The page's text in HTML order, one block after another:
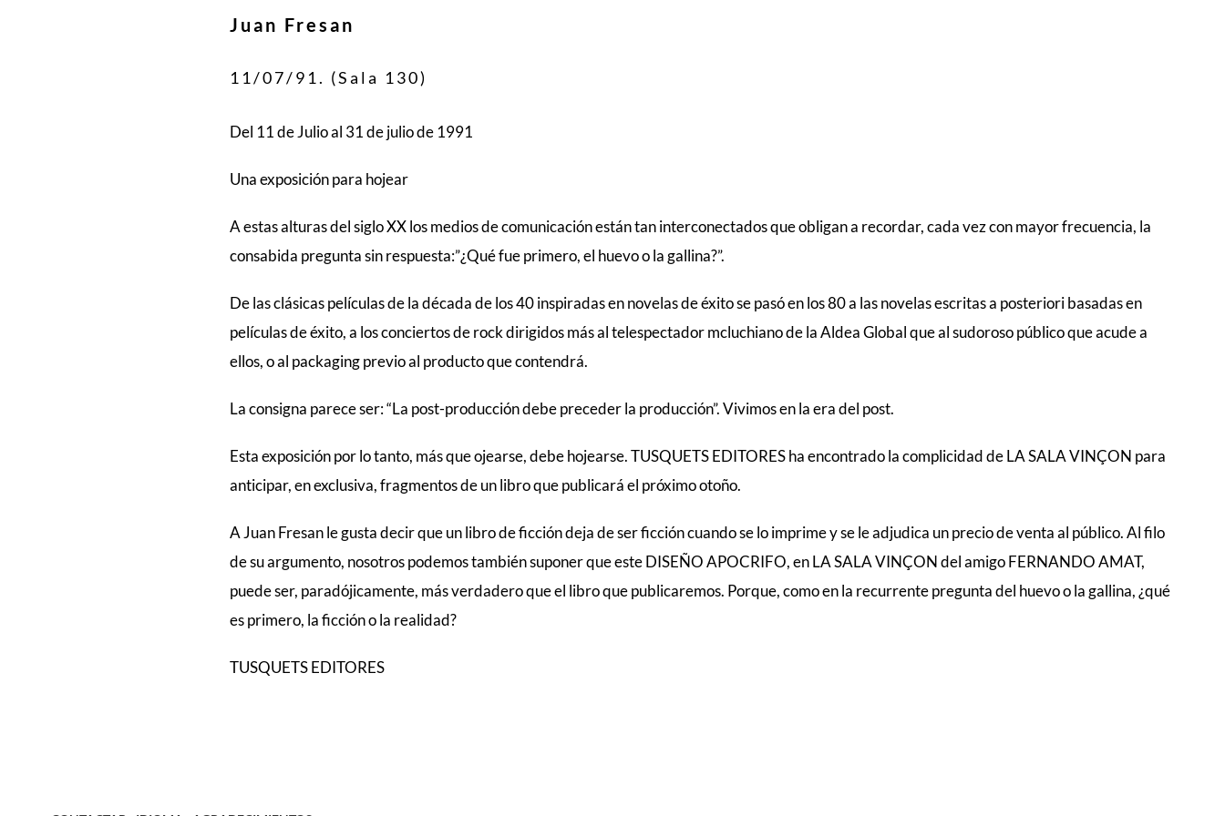
Juan Fresan
11/07/91. (Sala 130)
Del 11 de Julio al 31 de julio de 1991
Una exposición para hojear
A estas alturas del siglo XX los medios de comunicación están tan interconectados que obligan a recordar, cada vez con mayor frecuencia, la
consabida pregunta sin respuesta:”¿Qué fue primero, el huevo o la gallina?”.
De las clásicas películas de la década de los 40 inspiradas en novelas de éxito se pasó en los 80 a las novelas escritas a posteriori basadas en
películas de éxito, a los conciertos de rock dirigidos más al telespectador mcluchiano de la Aldea Global que al sudoroso público que acude a
ellos, o al packaging previo al producto que contendrá.
La consigna parece ser: “La post-producción debe preceder la producción”. Vivimos en la era del post.
Esta exposición por lo tanto, más que ojearse, debe hojearse. TUSQUETS EDITORES ha encontrado la complicidad de LA SALA VINÇON para
anticipar, en exclusiva, fragmentos de un libro que publicará el próximo otoño.
A Juan Fresan le gusta decir que un libro de ficción deja de ser ficción cuando se lo imprime y se le adjudica un precio de venta al público. Al filo
de su argumento, nosotros podemos también suponer que este DISEÑO APOCRIFO, en LA SALA VINÇON del amigo FERNANDO AMAT,
puede ser, paradójicamente, más verdadero que el libro que publicaremos. Porque, como en la recurrente pregunta del huevo o la gallina, ¿qué
es primero, la ficción o la realidad?
TUSQUETS EDITORES